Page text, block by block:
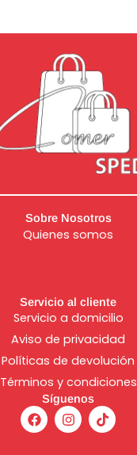
Sobre Nosotros
Quienes somos
Servicio al cliente
Servicio a domicilio
Aviso de privacidad
Políticas de devolución
Términos y condiciones
Síguenos
F
a
c
I
n
s
T
i
k